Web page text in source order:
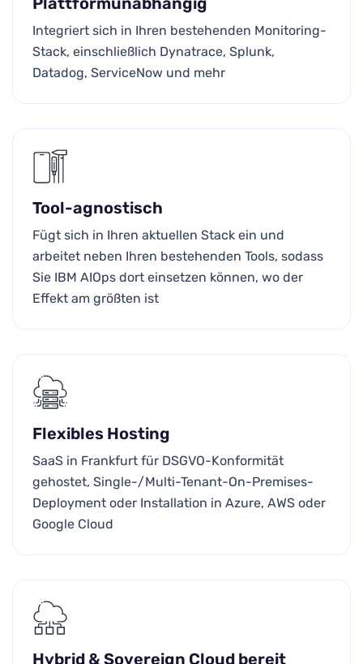
Integriert sich in Ihren bestehenden Monitoring-
Stack, einschließlich Dynatrace, Splunk,
Datadog, ServiceNow und mehr
Tool-agnostisch
Fügt sich in Ihren aktuellen Stack ein und
arbeitet neben Ihren bestehenden Tools, sodass
Sie IBM AIOps dort einsetzen können, wo der
Effekt am größten ist
Flexibles Hosting
SaaS in Frankfurt für DSGVO-Konformität
gehostet, Single-/Multi-Tenant-On-Premises-
Deployment oder Installation in Azure, AWS oder
Google Cloud
Hybrid & Sovereign Cloud bereit